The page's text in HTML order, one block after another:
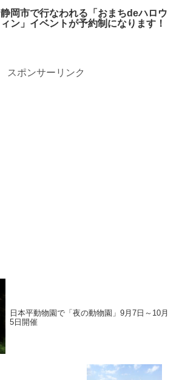
静岡市で行なわれる「おまちdeハロウ
ィン」イベントが予約制になります！
スポンサーリンク
日本平動物園で「夜の動物園」9月7日～10月
5日開催